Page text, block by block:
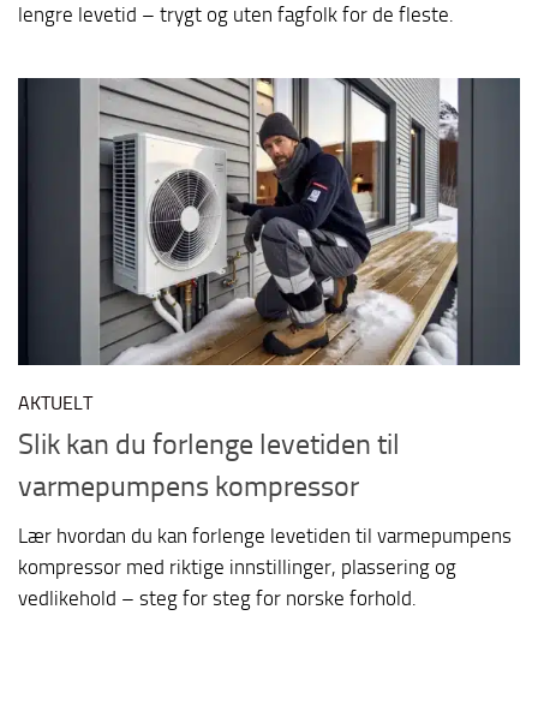
lengre levetid – trygt og uten fagfolk for de fleste.
AKTUELT
Slik kan du forlenge levetiden til
varmepumpens kompressor
Lær hvordan du kan forlenge levetiden til varmepumpens
kompressor med riktige innstillinger, plassering og
vedlikehold – steg for steg for norske forhold.